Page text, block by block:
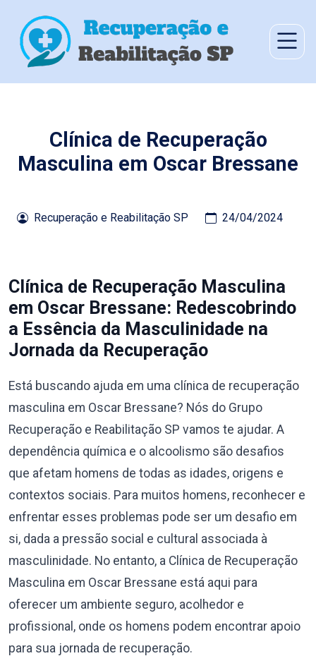
Clínica de Recuperação
Masculina em Oscar Bressane
Recuperação e Reabilitação SP 24/04/2024
Clínica de Recuperação Masculina
em Oscar Bressane: Redescobrindo
a Essência da Masculinidade na
Jornada da Recuperação
Está buscando ajuda em uma clínica de recuperação
masculina em Oscar Bressane? Nós do Grupo
Recuperação e Reabilitação SP vamos te ajudar. A
dependência química e o alcoolismo são desafios
que afetam homens de todas as idades, origens e
contextos sociais. Para muitos homens, reconhecer e
enfrentar esses problemas pode ser um desafio em
si, dada a pressão social e cultural associada à
masculinidade. No entanto, a Clínica de Recuperação
Masculina em Oscar Bressane está aqui para
oferecer um ambiente seguro, acolhedor e
profissional, onde os homens podem encontrar apoio
para sua jornada de recuperação.